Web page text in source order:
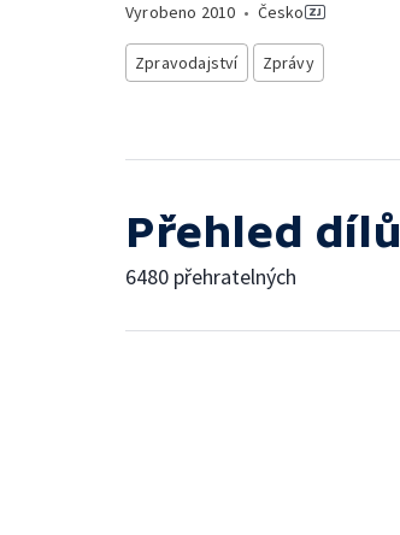
Vyrobeno 2010 • Česko
Zpravodajství Zprávy
Přehled dílů
6480 přehratelných